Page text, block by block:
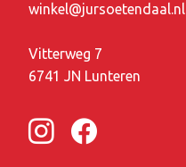
winkel@jursoetendaal.nl
Vitterweg 7
6741 JN Lunteren